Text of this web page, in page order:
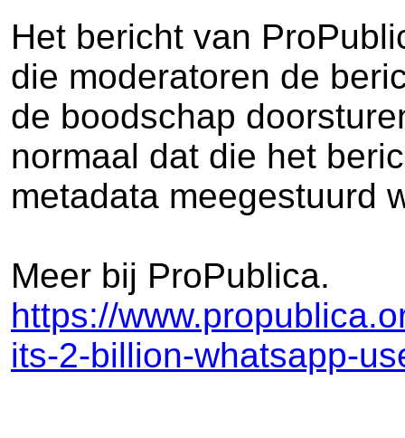
Het bericht van
die moderatoren de
de boodschap
normaal dat die het
metadata meegestuurd
Meer bij ProPublica.
https://
its-2-billion-whatsapp-